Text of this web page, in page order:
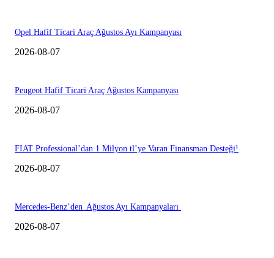
Opel Hafif Ticari Araç Ağustos Ayı Kampanyası
2026-08-07
Peugeot Hafif Ticari Araç Ağustos Kampanyası
2026-08-07
FIAT Professional’dan 1 Milyon tl’ye Varan Finansman Desteği!
2026-08-07
Mercedes-Benz’den Ağustos Ayı Kampanyaları
2026-08-07